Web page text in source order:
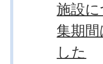
施設
集期間
した